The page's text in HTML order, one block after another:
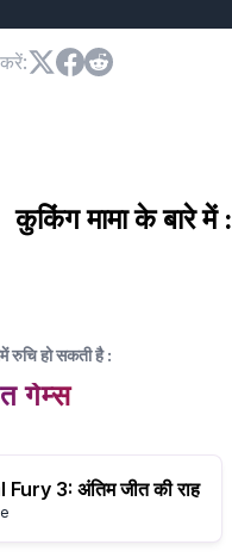
:
कुकिंग मामा के बारे में :
रुचि हो सकती है:
गेम्स
Fury 3: अंतिम जीत की राह